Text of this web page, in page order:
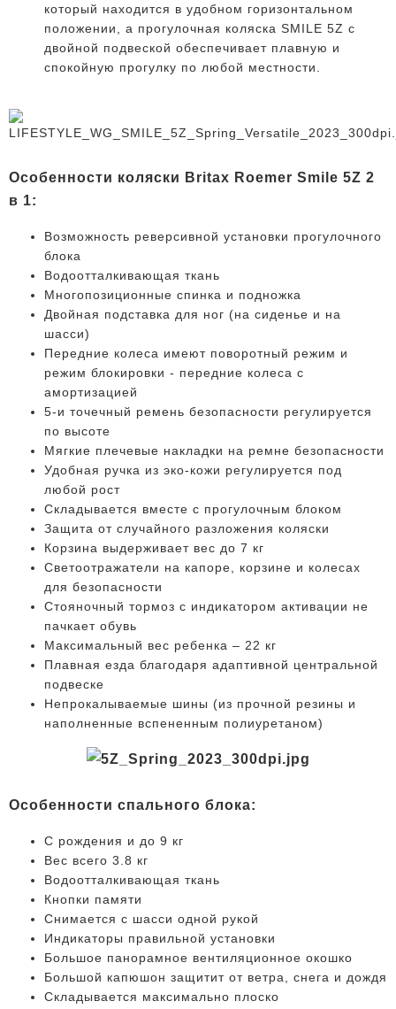
который находится в удобном горизонтальном
положении, а прогулочная коляска SMILE 5Z с
двойной подвеской обеспечивает плавную и
спокойную прогулку по любой местности.
Особенности коляски Britax Roemer Smile 5Z 2
в 1:
Возможность реверсивной установки прогулочного
блока
Водоотталкивающая ткань
Многопозиционные спинка и подножка
Двойная подставка для ног (на сиденье и на
шасси)
Передние колеса имеют поворотный режим и
режим блокировки - передние колеса с
амортизацией
5-и точечный ремень безопасности регулируется
по высоте
Мягкие плечевые накладки на ремне безопасности
Удобная ручка из эко-кожи регулируется под
любой рост
Складывается вместе с прогулочным блоком
Защита от случайного разложения коляски
Корзина выдерживает вес до 7 кг
Светоотражатели на капоре, корзине и колесах
для безопасности
Стояночный тормоз с индикатором активации не
пачкает обувь
Максимальный вес ребенка – 22 кг
Плавная езда благодаря адаптивной центральной
подвеске
Непрокалываемые шины (из прочной резины и
наполненные вспененным полиуретаном)
Особенности спального блока:
С рождения и до 9 кг
Вес всего 3.8 кг
Водоотталкивающая ткань
Кнопки памяти
Снимается с шасси одной рукой
Индикаторы правильной установки
Большое панорамное вентиляционное окошко
Большой капюшон защитит от ветра, снега и дождя
Складывается максимально плоско